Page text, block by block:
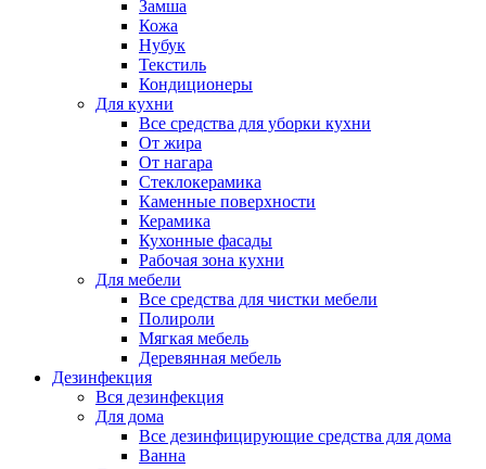
Замша
Кожа
Нубук
Текстиль
Кондиционеры
Для кухни
Все средства для уборки кухни
От жира
От нагара
Стеклокерамика
Каменные поверхности
Керамика
Кухонные фасады
Рабочая зона кухни
Для мебели
Все средства для чистки мебели
Полироли
Мягкая мебель
Деревянная мебель
Дезинфекция
Вся дезинфекция
Для дома
Все дезинфицирующие средства для дома
Ванна